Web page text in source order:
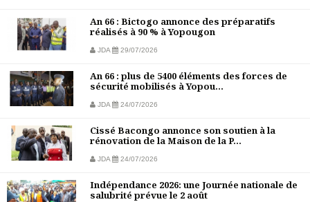
An 66 : Bictogo annonce des préparatifs
réalisés à 90 % à Yopougon
JDA 29/07/2026
An 66 : plus de 5400 éléments des forces de
sécurité mobilisés à Yopou...
JDA 24/07/2026
Cissé Bacongo annonce son soutien à la
rénovation de la Maison de la P...
JDA 24/07/2026
Indépendance 2026: une Journée nationale de
salubrité prévue le 2 août